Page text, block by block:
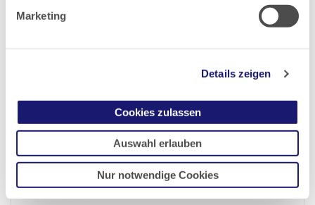
Marketing
Details zeigen
Cookies zulassen
Auswahl erlauben
Nur notwendige Cookies
2010